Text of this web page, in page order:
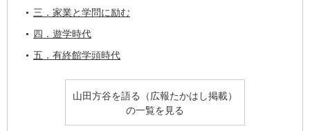
三．家業と学問に励む
四．遊学時代
五．有終館学頭時代
山田方谷を語る（広報たかはし掲載）
の一覧を見る